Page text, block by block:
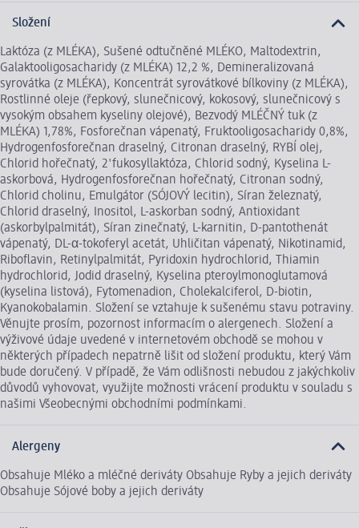
Složení
Laktóza (z MLÉKA), Sušené odtučněné MLÉKO, Maltodextrin,
Galaktooligosacharidy (z MLÉKA) 12,2 %, Demineralizovaná
syrovátka (z MLÉKA), Koncentrát syrovátkové bílkoviny (z MLÉKA),
Rostlinné oleje (řepkový, slunečnicový, kokosový, slunečnicový s
vysokým obsahem kyseliny olejové), Bezvodý MLÉČNÝ tuk (z
MLÉKA) 1,78%, Fosforečnan vápenatý, Fruktooligosacharidy 0,8%,
Hydrogenfosforečnan draselný, Citronan draselný, RYBÍ olej,
Chlorid hořečnatý, 2'fukosyllaktóza, Chlorid sodný, Kyselina L-
askorbová, Hydrogenfosforečnan hořečnatý, Citronan sodný,
Chlorid cholinu, Emulgátor (SÓJOVÝ lecitin), Síran železnatý,
Chlorid draselný, Inositol, L-askorban sodný, Antioxidant
(askorbylpalmitát), Síran zinečnatý, L-karnitin, D-pantothenát
vápenatý, DL-α-tokoferyl acetát, Uhličitan vápenatý, Nikotinamid,
Riboflavin, Retinylpalmitát, Pyridoxin hydrochlorid, Thiamin
hydrochlorid, Jodid draselný, Kyselina pteroylmonoglutamová
(kyselina listová), Fytomenadion, Cholekalciferol, D-biotin,
Kyanokobalamin. Složení se vztahuje k sušenému stavu potraviny.
Věnujte prosím, pozornost informacím o alergenech. Složení a
výživové údaje uvedené v internetovém obchodě se mohou v
některých případech nepatrně lišit od složení produktu, který Vám
bude doručený. V případě, že Vám odlišnosti nebudou z jakýchkoliv
důvodů vyhovovat, využijte možnosti vrácení produktu v souladu s
našimi Všeobecnými obchodními podmínkami.
Alergeny
Obsahuje Mléko a mléčné deriváty Obsahuje Ryby a jejich deriváty
Obsahuje Sójové boby a jejich deriváty